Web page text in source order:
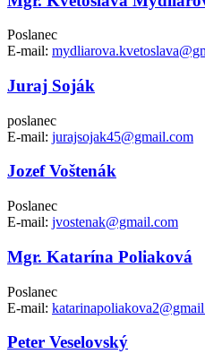
Poslanec
E-mail:
Juraj Soják
poslanec
E-mail: jurajsojak45@gmail.com
Jozef Voštenák
Poslanec
E-mail: jvostenak@gmail.com
Mgr. Katarína Poliaková
Poslanec
E-mail:
Peter Veselovský